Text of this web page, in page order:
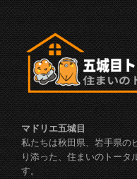
マドリエ五城目
私たちは秋田県、岩手県の
り添った、住まいのトータ
す。